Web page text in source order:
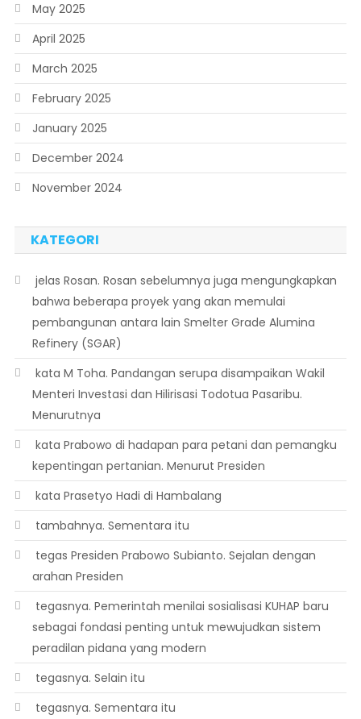
May 2025
April 2025
March 2025
February 2025
January 2025
December 2024
November 2024
KATEGORI
 jelas Rosan. Rosan sebelumnya juga mengungkapkan
bahwa beberapa proyek yang akan memulai
pembangunan antara lain Smelter Grade Alumina
Refinery (SGAR)
 kata M Toha. Pandangan serupa disampaikan Wakil
Menteri Investasi dan Hilirisasi Todotua Pasaribu.
Menurutnya
 kata Prabowo di hadapan para petani dan pemangku
kepentingan pertanian. Menurut Presiden
 kata Prasetyo Hadi di Hambalang
 tambahnya. Sementara itu
 tegas Presiden Prabowo Subianto. Sejalan dengan
arahan Presiden
 tegasnya. Pemerintah menilai sosialisasi KUHAP baru
sebagai fondasi penting untuk mewujudkan sistem
peradilan pidana yang modern
 tegasnya. Selain itu
 tegasnya. Sementara itu